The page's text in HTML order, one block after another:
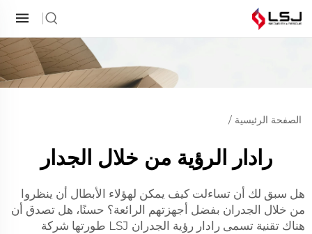
الصفحة الرئيسية/
رادار الرؤية من خلال الجدار
هل سبق لك أن تساءلت كيف يمكن لهؤلاء الأبطال أن ينظروا
من خلال الجدران بفضل أجهزتهم الرائعة؟ حسنًا، هل تصدق أن
هناك تقنية تسمى رادار رؤية الجدران LSJ طورتها شركة